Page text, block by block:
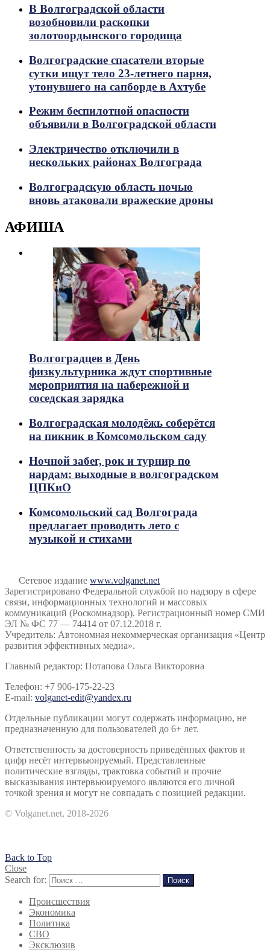
В Волгоградской области
возобновили раскопки
золотоордынского городища
Волгоградские спасатели вторые
сутки ищут тело 23-летнего парня,
утонувшего на сапборде в Ахтубе
Режим беспилотной опасности
объявили в Волгоградской области
Электричество отключили в
нескольких районах Волгограда
Волгоградскую область ночью
вновь атаковали вражеские дроны
АФИША
Волгоградцев в День
физкультурника ждут спортивные
мероприятия на набережной и
соседская зарядка
Волгоградская молодёжь соберётся
на пикник в Комсомольском саду
Ночной забег, рок и турнир по
нардам: выходные в волгоградском
ЦПКиО
Комсомольский сад Волгограда
предлагает проводить лето с
музыкой и стихами
Сетевое издание www.volganet.net
Зарегистрировано Федеральной службой по надзору в сфере
связи, информационных технологий и массовых
коммуникаций (Роскомнадзор). Регистрационный номер СМИ
ЭЛ № ФС 77 — 74414 от 07.12.2018 г.
Учредитель: Автономная некоммерческая организация «Центр
развития эффективных медиа».
Главный редактор: Потапова Ольга Викторовна
Телефон: +7 906-175-22-23
E-mail: volganet-edit@yandex.ru
Отдельные публикации могут содержать информацию, не
предназначенную для пользователей до 6+ лет.
Ответственность за достоверность приведённых фактов и
цифр несёт интервьюируемый. Представленные
политические взгляды, трактовка событий и прочие
высказывания интервьюируемого являются его личной
точкой зрения и могут не совпадать с позицией редакции.
© Volganet.net, 2018-2026
Back to Top
Close
Search for:
Поиск
Происшествия
Экономика
Политика
СВО
Эксклюзив